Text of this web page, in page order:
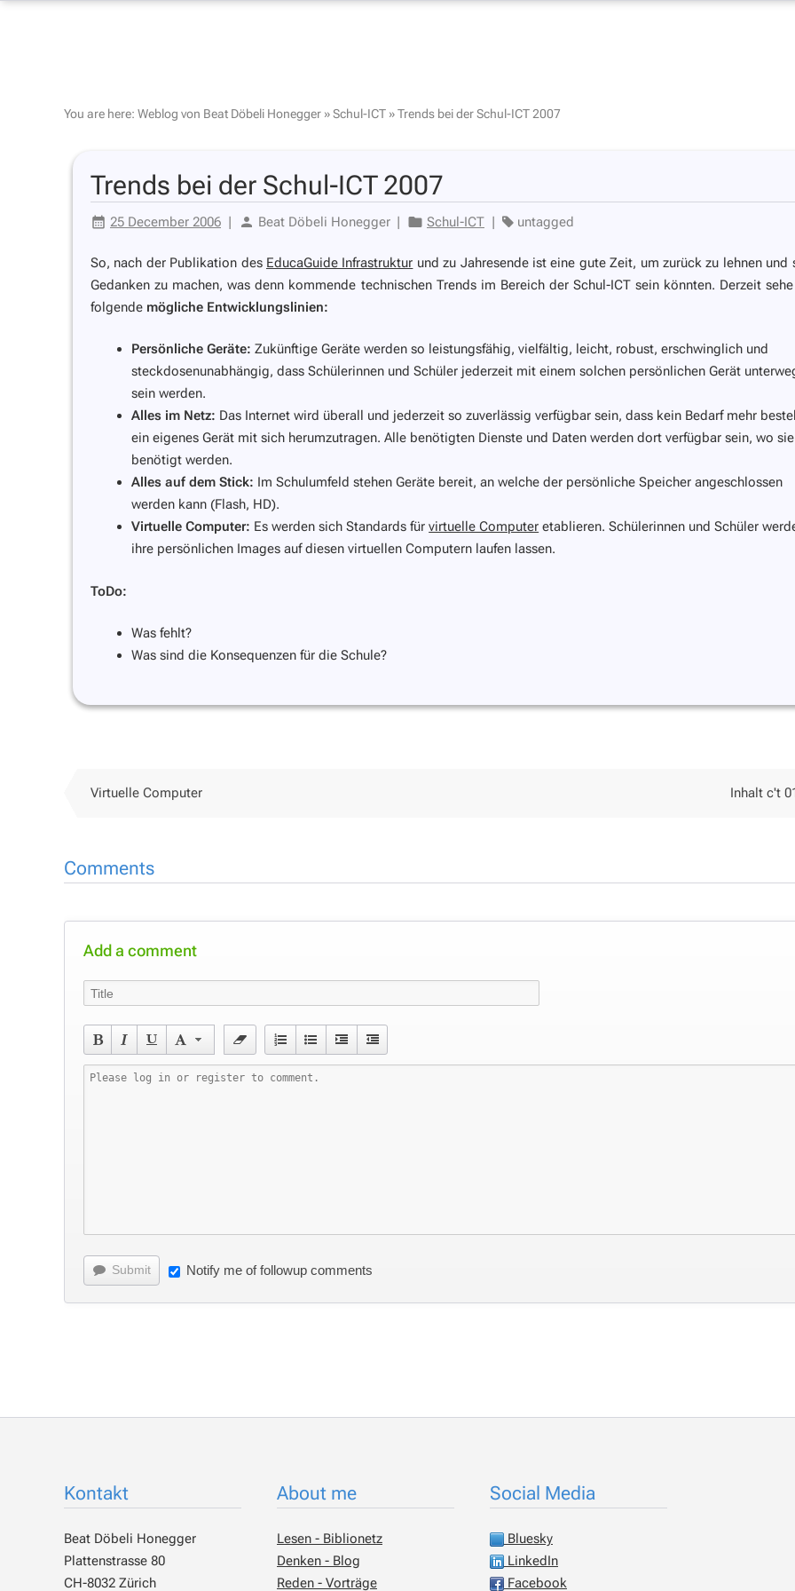
You are here: Weblog von Beat Döbeli Honegger »Schul-ICT »Trends bei der Schul-ICT 2007
Trends bei der Schul-ICT 2007
25 December 2006 | Beat Döbeli Honegger | Schul-ICT | untagged
So, nach der Publikation des EducaGuide Infrastruktur und zu Jahresende ist eine gute Zeit, um zurück zu lehnen und
Gedanken zu machen, was denn kommende technischen Trends im Bereich der Schul-ICT sein könnten. Derzeit
folgende mögliche Entwicklungslinien:
Persönliche Geräte: Zukünftige Geräte werden so leistungsfähig, vielfältig, leicht, robust, erschwinglich und
steckdosenunabhängig, dass Schülerinnen und Schüler jederzeit mit einem solchen persönlichen Gerät
sein werden.
Alles im Netz: Das Internet wird überall und jederzeit so zuverlässig verfügbar sein, dass kein Bedarf mehr
ein eigenes Gerät mit sich herumzutragen. Alle benötigten Dienste und Daten werden dort verfügbar sein, wo sie
benötigt werden.
Alles auf dem Stick: Im Schulumfeld stehen Geräte bereit, an welche der persönliche Speicher angeschlossen
werden kann (Flash, HD).
Virtuelle Computer: Es werden sich Standards fürvirtuelle Computer etablieren. Schülerinnen und Schüler
ihre persönlichen Images auf diesen virtuellen Computern laufen lassen.
ToDo:
Was fehlt?
Was sind die Konsequenzen für die Schule?
Virtuelle Computer Inhalt c't
Comments
Add a comment
Submit Notify me of followup comments
Kontakt
Beat Döbeli Honegger
Plattenstrasse 80
CH-8032 Zürich
About me
Lesen - Biblionetz
Denken - Blog
Reden - Vorträge
Social Media
Bluesky
LinkedIn
Facebook